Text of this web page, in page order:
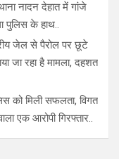
नादन देहात में गांजे
पुलिस के हाथ..
जेल से पैरोल पर छूटे
जा रहा है मामला, दहशत
को मिली सफलता, विगत
एक आरोपी गिरफ्तार..